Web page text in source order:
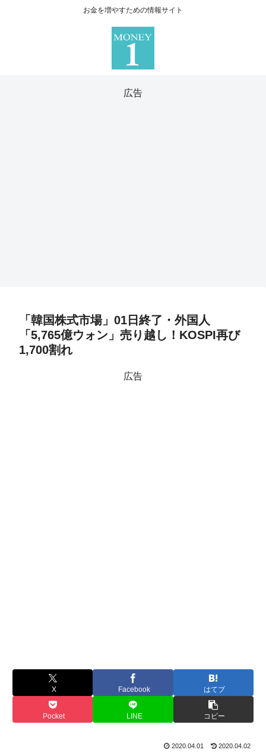
お金を増やすための情報サイト
広告
「韓国株式市場」01日終了・外国人
「5,765億ウォン」売り越し！KOSPI再び
1,700割れ
広告
X Facebook はてブ
Pocket LINE コピー
2020.04.01 2020.04.02